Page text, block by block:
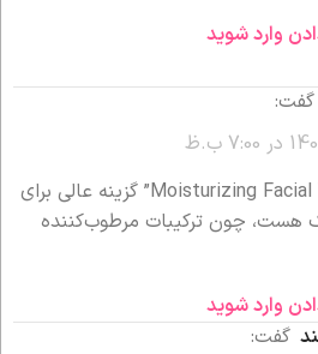
وارد شوید
گفت:
مدل “Moisturizing Facial Wash” گزینه عالی برای
چون ترکیبات مرطوب‌کننده
وارد شوید
گفت: